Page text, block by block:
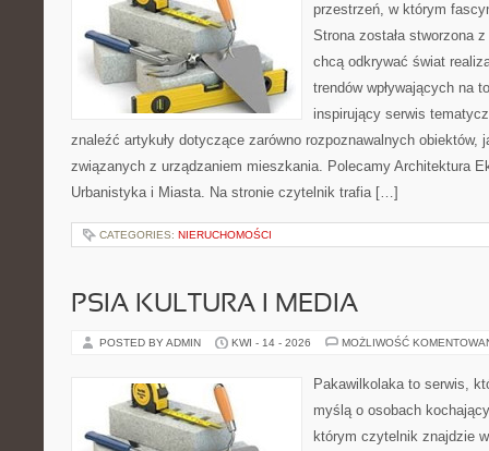
przestrzeń, w którym
Strona została stworzona
chcą odkrywać świat
trendów wpływających na
inspirujący serwis
znaleźć artykuły dotyczące zarówno rozpoznawalnych obiektów,
związanych z urządzaniem mieszkania. Polecamy Architektura
Urbanistyka i Miasta. Na stronie czytelnik trafia […]
CATEGORIES: NIERUCHOMOŚCI
PSIA KULTURA I MEDIA
POSTED BY ADMIN KWI - 14 - 2026 MOŻLIWOŚĆ
Pakawilkolaka to serwis,
myślą o osobach
którym czytelnik znajdzie